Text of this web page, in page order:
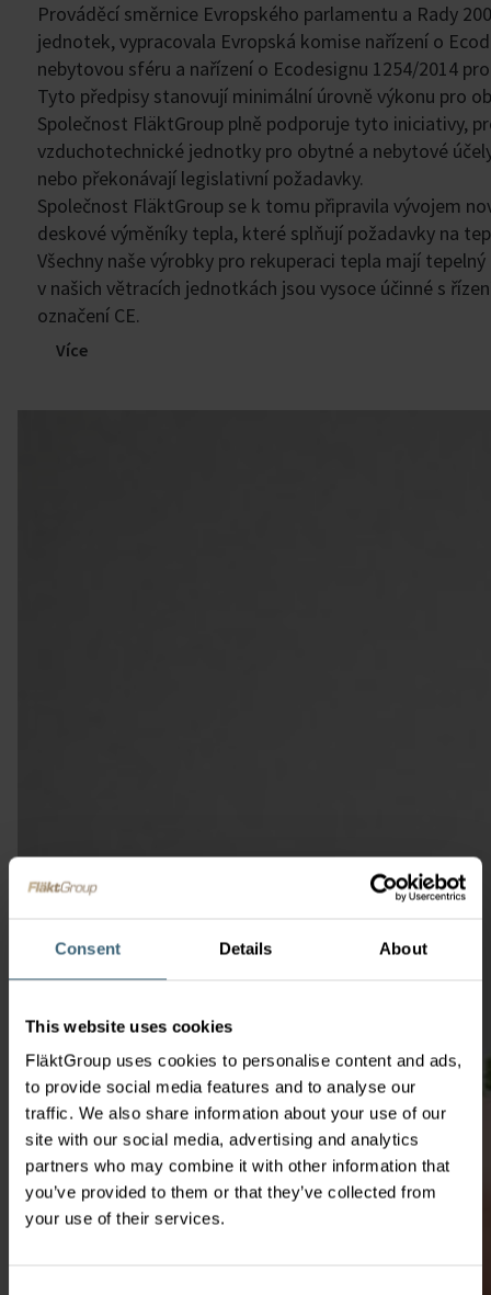
Consent Details About
This website uses cookies
FläktGroup uses cookies to personalise content and ads,
to provide social media features and to analyse our
traffic. We also share information about your use of our
site with our social media, advertising and analytics
partners who may combine it with other information that
you’ve provided to them or that they’ve collected from
your use of their services.
Prováděcí směrnice Evropského parlamentu a Rady
jednotek, vypracovala Evropská komise nařízení o
nebytovou sféru a nařízení o Ecodesignu 1254/2014
Tyto předpisy stanovují minimální úrovně výkonu pro
Společnost FläktGroup plně podporuje tyto iniciativy,
vzduchotechnické jednotky pro obytné a nebytové
nebo překonávají legislativní požadavky.
Společnost FläktGroup se k tomu připravila vývojem
deskové výměníky tepla, které splňují požadavky na
Všechny naše výrobky pro rekuperaci tepla mají
v našich větracích jednotkách jsou vysoce účinné s
označení CE.
Více